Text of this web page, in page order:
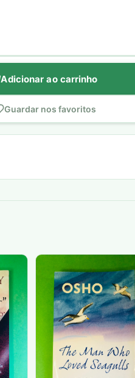
Adicionar ao carrinho
Guardar nos favoritos